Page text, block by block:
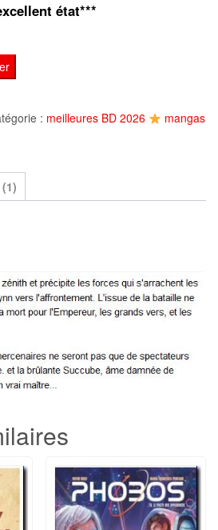
état***
: meilleures BD 2026
mangas